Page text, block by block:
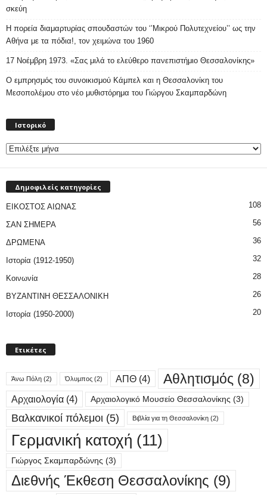
σκεύη
Η πορεία διαμαρτυρίας σπουδαστών του ‘’Μικρού Πολυτεχνείου’’ ως την
Αθήνα με τα πόδια!, τον χειμώνα του 1960
17 Νοέμβρη 1973. «Σας μιλά το ελεύθερο πανεπιστήμιο Θεσσαλονίκης»
Ο εμπρησμός του συνοικισμού Κάμπελ και η Θεσσαλονίκη του
Μεσοπολέμου στο νέο μυθιστόρημα του Γιώργου Σκαμπαρδώνη
Ιστορικό
Δημοφιλείς κατηγορίες
ΕΙΚΟΣΤΟΣ ΑΙΩΝΑΣ 108
ΣΑΝ ΣΗΜΕΡΑ 56
ΔΡΩΜΕΝΑ 36
Ιστορία (1912-1950) 32
Κοινωνία 28
ΒΥΖΑΝΤΙΝΗ ΘΕΣΣΑΛΟΝΙΚΗ 26
Ιστορία (1950-2000) 20
Ετικέτες
Άνω Πόλη (2) Όλυμπος (2) ΑΠΘ (4) Αθλητισμός (8)
Αρχαιολογία (4) Αρχαιολογικό Μουσείο Θεσσαλονίκης (3)
Βαλκανικοί πόλεμοι (5) Βιβλία για τη Θεσσαλονίκη (2)
Γερμανική κατοχή (11)
Γιώργος Σκαμπαρδώνης (3)
Διεθνής Έκθεση Θεσσαλονίκης (9)